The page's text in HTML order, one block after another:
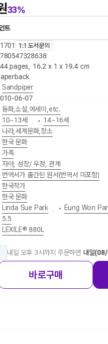
33%
트
1:1 도서문의
pages
16.2 x 1 x 19.4 cm
Sandpiper
06-07
동화,소설,에세이,etc.
10~13세 • 14~16세
나라,세계문화,장소
한국 문화
가족
자아, 성장/ 우정, 관계
번역서가 출간된 원서(번역서 미포함)
한국작가
한국 문화
Linda Sue Park • Eung Won
5.5
LEXILE® 880L
내일 오후 3시까지 주문하면 내일
바로구매